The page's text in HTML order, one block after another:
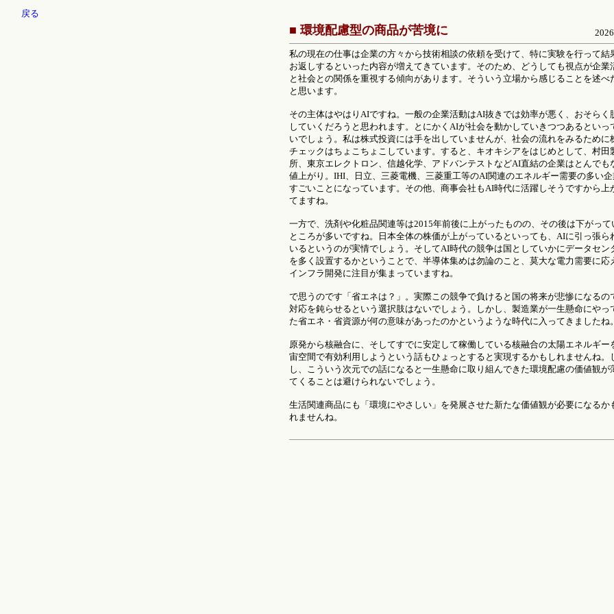
戻る
■ 環境配慮型の商品が苦境に
私の現在の仕事は企業の方々から技術相談の依頼を受けて、特に実験を行って結
お返しするといった内容が増えてきています。そのため、どうしても視点が企業
と社会との関係を重視する傾向があります。そういう立場から感じることを述べ
と思います。
その主体はやはりAIですね。一般の企業活動はAI抜きでは効率が悪く、おそらく
していくだろうと思われます。とにかくAIが社会を動かしていきつつあるといっ
いでしょう。私は株式投資には手を出していませんが、社会の流れをみるために
チェックはちょこちょこしています。すると、キオキシアをはじめとして、村田
所、東京エレクトロン、信越化学、アドバンテストなどAI直結の企業はとんでも
値上がり。IHI、日立、三菱電機、三菱重工等のAI関連のエネルギー需要の多い企
すごいことになっています。その他、商事会社もAI時代に活躍しそうですから上
てますね。
一方で、洗剤や化粧品関連等は2015年前後に上がったものの、その後は下がって
ところが多いですね。日本全体の株価が上がっているといっても、AIに引っ張ら
いるというのが実情でしょう。そしてAI時代の競争は国としていかにデータセン
を多く設置するかということで、半導体集めは勿論のこと、莫大な電力需要に応
インフラ開発に注目が集まっていますね。
で思うのです「省エネは？」。実際この競争で負けると国の将来が悲惨になるの
対応を鈍らせるという選択肢はないでしょう。しかし、製造業が一生懸命にやっ
た省エネ・省資源が何の意味があったのかというような時代に入ってきましたね。
原発から核融合に、そしてすでに安定して稼働している核融合の太陽エネルギー
宙空間で有効利用しようという話もひょっとすると実現するかもしれませんね。
し、こういう次元での話になると一生懸命に取り組んできた環境配慮の価値観が
てくることは避けられないでしょう。
生活関連商品にも「環境にやさしい」を発展させた新たな価値観が必要になるか
れませんね。